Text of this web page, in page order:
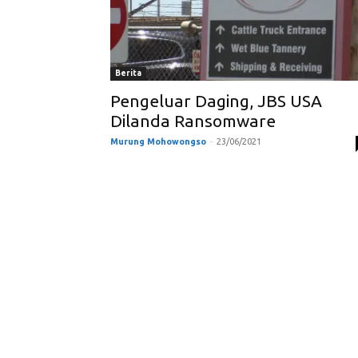
Berita
Pengeluar Daging, JBS USA
Dilanda Ransomware
Murung Mohowongso - 23/06/2021